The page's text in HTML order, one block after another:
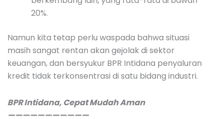
20%.
Namun kita tetap perlu waspada bahwa situasi
masih sangat rentan akan gejolak di sektor
keuangan, dan bersyukur BPR Intidana penyaluran
kredit tidak terkonsentrasi di satu bidang industri.
BPR Intidana, Cepat Mudah Aman
———————————